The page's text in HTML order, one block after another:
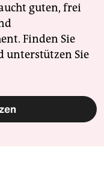
guten, frei
Finden Sie
unterstützen Sie